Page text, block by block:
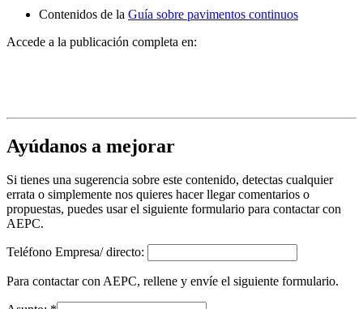
Contenidos de la Guía sobre pavimentos continuos
Accede a la publicación completa en:
Ayúdanos a mejorar
Si tienes una sugerencia sobre este contenido, detectas cualquier
errata o simplemente nos quieres hacer llegar comentarios o
propuestas, puedes usar el siguiente formulario para contactar con
AEPC.
Teléfono Empresa/ directo:
Para contactar con AEPC, rellene y envíe el siguiente formulario.